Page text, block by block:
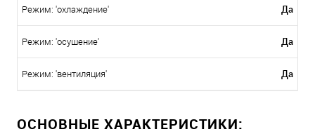
Режим: 'охлаждение' Да
Режим: 'осушение' Да
Режим: 'вентиляция' Да
ОСНОВНЫЕ ХАРАКТЕРИСТИКИ: